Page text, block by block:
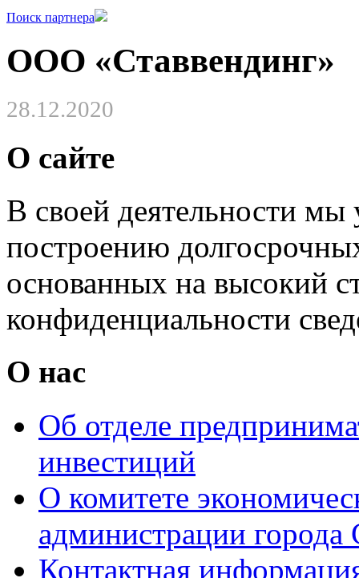
Поиск партнера
ООО «Ставвендинг»
28.12.2020
О сайте
В своей деятельности
построению
основанных на высокий
конфиденциальности
О нас
Об отделе
инвестиций
О комитете
администрации города
Контактная